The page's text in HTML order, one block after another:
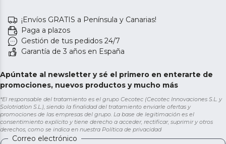
¡Envíos GRATIS a Península y Canarias!
Paga a plazos
Gestión de tus pedidos 24/7
Garantía de 3 años en España
Apúntate al newsletter y sé el primero en enterarte de
promociones, nuevos productos y mucho más
*El responsable del tratamiento es el grupo Cecotec (Cecotec Innovaciones S.L. y
Solotriatlon S.L.), siendo la finalidad del tratamiento enviarle ofertas y
promociones de las empresas del grupo. La base de legitimación es el
consentimiento explícito y tiene derecho a acceder, rectificar, suprimir y otros
derechos, como se indica en nuestra Política de privacidad
Correo electrónico